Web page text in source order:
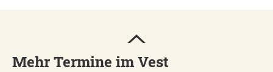
Mehr Termine im Vest